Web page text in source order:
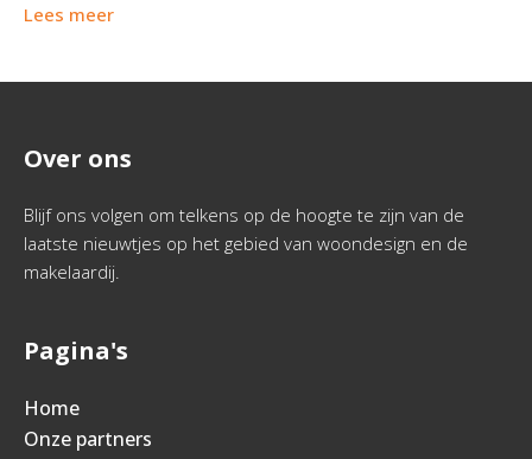
Lees meer
Over ons
Blijf ons volgen om telkens op de hoogte te zijn van de
laatste nieuwtjes op het gebied van woondesign en de
makelaardij.
Pagina's
Home
Onze partners